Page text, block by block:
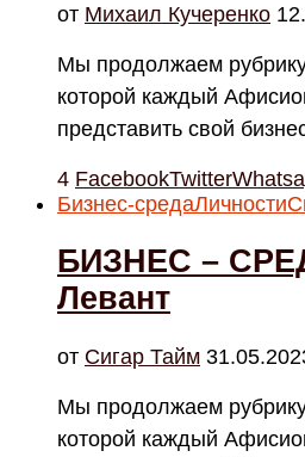
от Михаил Кучеренко
Мы продолжаем
которой каждый
представить свой
4 FacebookTwitter
Бизнес-средаЛичности
БИЗНЕС –
Левант
от Cигар Тайм
Мы продолжаем
которой каждый